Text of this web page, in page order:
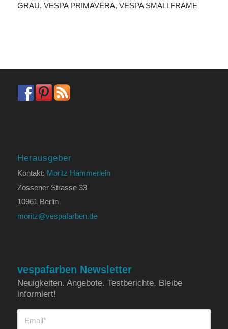
GRAU, VESPA PRIMAVERA, VESPA SMALLFRAME
Herausgeber
Kontakt: Moritz Hämmerlein
Zossener Strasse 33
10961 Berlin
moritz@vespafarben.de
vespafarben Newsletter
Neuigkeiten. Angebote. Testberichte. Bleibe
informiert!